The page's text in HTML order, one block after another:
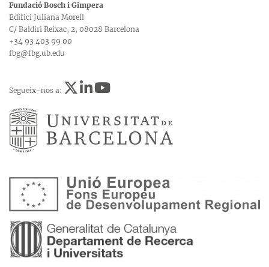
Fundació Bosch i Gimpera
Edifici Juliana Morell
C/ Baldiri Reixac, 2, 08028 Barcelona
+34 93 403 99 00
fbg@fbg.ub.edu
Segueix-nos a: